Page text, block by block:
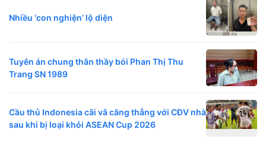
Nhiều ‘con nghiện’ lộ diện
Tuyên án chung thân thầy bói Phan Thị Thu
Trang SN 1989
Cầu thủ Indonesia cãi vã căng thẳng với CĐV nhà
sau khi bị loại khỏi ASEAN Cup 2026